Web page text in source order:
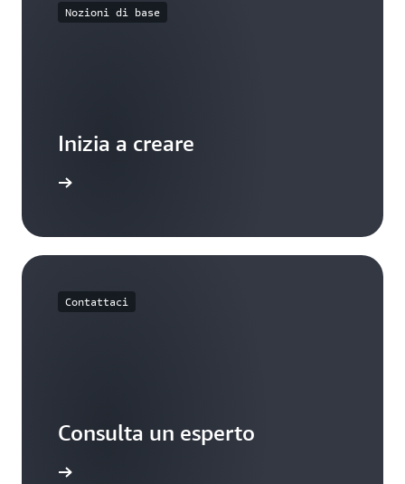
Nozioni di base
Inizia a creare
Contattaci
Consulta un esperto